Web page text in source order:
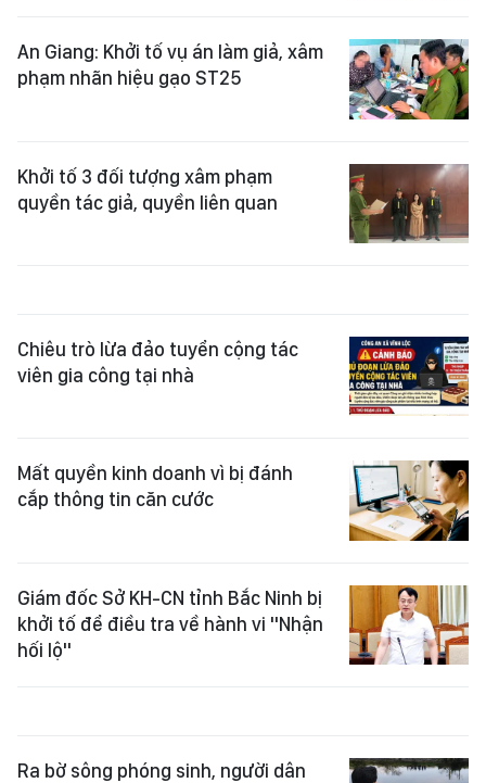
An Giang: Khởi tố vụ án làm giả, xâm
phạm nhãn hiệu gạo ST25
Khởi tố 3 đối tượng xâm phạm
quyền tác giả, quyền liên quan
Chiêu trò lừa đảo tuyển cộng tác
viên gia công tại nhà
Mất quyền kinh doanh vì bị đánh
cắp thông tin căn cước
Giám đốc Sở KH-CN tỉnh Bắc Ninh bị
khởi tố để điều tra về hành vi "Nhận
hối lộ"
Ra bờ sông phóng sinh, người dân